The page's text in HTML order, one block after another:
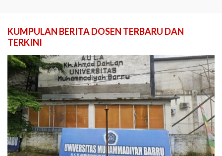
KUMPULAN BERITA DOSEN TERBARU DAN
TERKINI